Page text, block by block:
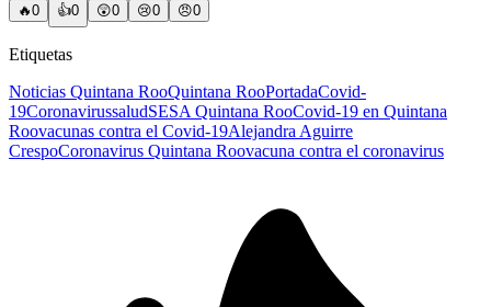
🔥0 👍0 😲0 😢0 😠0
Etiquetas
Noticias Quintana RooQuintana RooPortadaCovid-
19CoronavirussaludSESA Quintana RooCovid-19 en Quintana
Roovacunas contra el Covid-19Alejandra Aguirre
CrespoCoronavirus Quintana Roovacuna contra el coronavirus